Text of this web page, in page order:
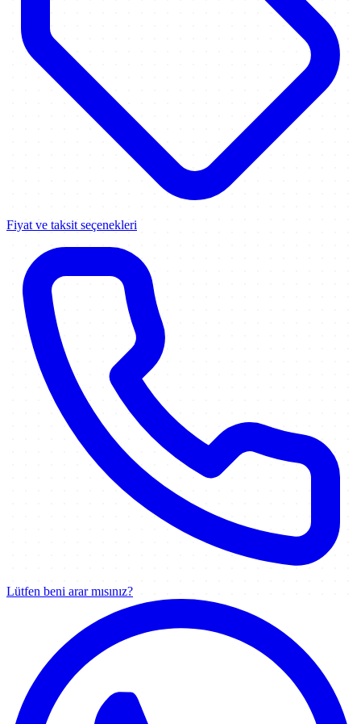
Fiyat ve taksit seçenekleri
Lütfen beni arar mısınız?